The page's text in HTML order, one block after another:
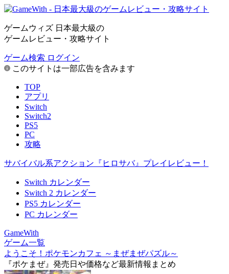
ゲームウィズ 日本最大級の
ゲームレビュー・攻略サイト
ゲーム検索 ログイン
このサイトは一部広告を含みます
TOP
アプリ
Switch
Switch2
PS5
PC
攻略
サバイバル系アクション『ヒロサバ』プレイレビュー！
Switch カレンダー
Switch 2 カレンダー
PS5 カレンダー
PC カレンダー
GameWith
ゲーム一覧
ようこそ！ポケモンカフェ ～まぜまぜパズル～
『ポケまぜ』発売日や価格など最新情報まとめ